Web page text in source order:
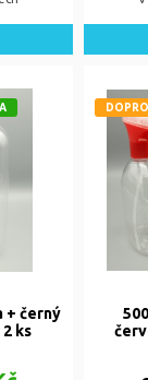
+ černý
ks